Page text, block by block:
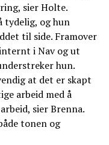
sier Holte.
tydelig, og hun
til side. Framover
i Nav og ut
hun.
at det er skapt
arbeid med å
sier Brenna.
tonen og